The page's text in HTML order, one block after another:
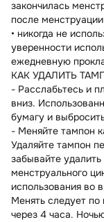
закончилась
после
• никогда не
уверенности
ежедневную
КАК УДАЛИТЬ
- Расслабьтесь и
вниз.
бумагу и
- Меняйте тампон
Удаляйте тампон
забывайте
менструального
использования во
Менять следует
через 4 часа.